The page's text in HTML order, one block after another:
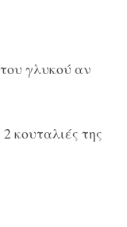
γλυκού αν
κουταλιές της